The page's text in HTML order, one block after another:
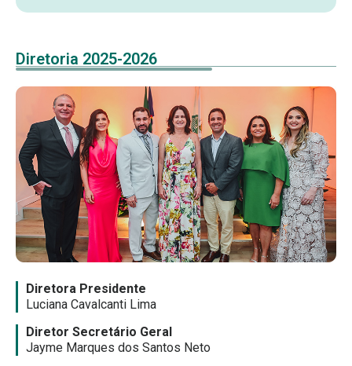
Diretoria 2025-2026
Diretora Presidente
Luciana Cavalcanti Lima
Diretor Secretário Geral
Jayme Marques dos Santos Neto